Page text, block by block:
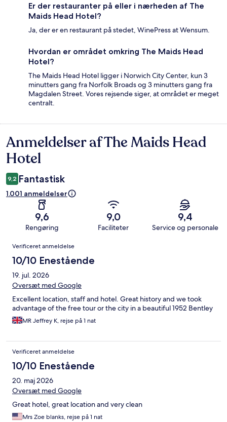
Er der restauranter på eller i nærheden af The
Maids Head Hotel?
Ja, der er en restaurant på stedet, WinePress at Wensum.
Hvordan er området omkring The Maids Head
Hotel?
The Maids Head Hotel ligger i Norwich City Center, kun 3
minutters gang fra Norfolk Broads og 3 minutters gang fra
Magdalen Street. Vores rejsende siger, at området er meget
centralt.
Anmeldelser
Anmeldelser af The Maids Head
Hotel
9,2 Fantastisk
1.001 anmeldelser
9,6
Rengøring
9,0
Faciliteter
9,4
Service og personale
Anmeldelser
Verificeret anmeldelse
10/10 Enestående
19. jul. 2026
Oversæt med Google
Excellent location, staff and hotel. Great history and we took
advantage of the free tour or the city in a beautiful 1952 Bentley
MR Jeffrey K, rejse på 1 nat
Verificeret anmeldelse
10/10 Enestående
20. maj 2026
Oversæt med Google
Great hotel, great location and very clean
Mrs Zoe blanks, rejse på 1 nat